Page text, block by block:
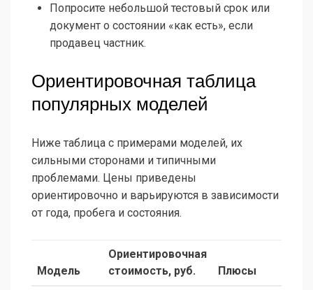
Попросите небольшой тестовый срок или
документ о состоянии «как есть», если
продавец частник.
Ориентировочная таблица
популярных моделей
Ниже таблица с примерами моделей, их
сильными сторонами и типичными
проблемами. Цены приведены
ориентировочно и варьируются в зависимости
от года, пробега и состояния.
Модель
Ориентировочная
стоимость, руб.
Плюсы